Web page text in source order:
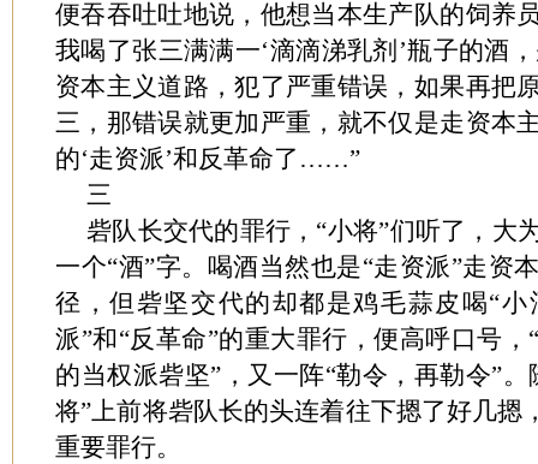
便吞吞吐吐地说，他想当本生产队的饲养
我喝了张三满满一‘滴滴涕乳剂’瓶子的酒
资本主义道路，犯了严重错误，如果再把
三，那错误就更加严重，就不仅是走资本
的‘走资派’和反革命了……”
三
砦队长交代的罪行，“小将”们听了，大
一个“酒”字。喝酒当然也是“走资派”走资
径，但砦坚交代的却都是鸡毛蒜皮喝“小
派”和“反革命”的重大罪行，便高呼口号
的当权派砦坚”，又一阵“勒令，再勒令”
将”上前将砦队长的头连着往下摁了好几摁
重要罪行。